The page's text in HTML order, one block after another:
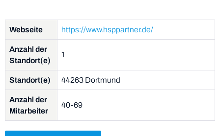
Webseite https://www.hsppartner.de/
Anzahl der
Standort(e)
1
Standort(e) 44263 Dortmund
Anzahl der
Mitarbeiter
40-69